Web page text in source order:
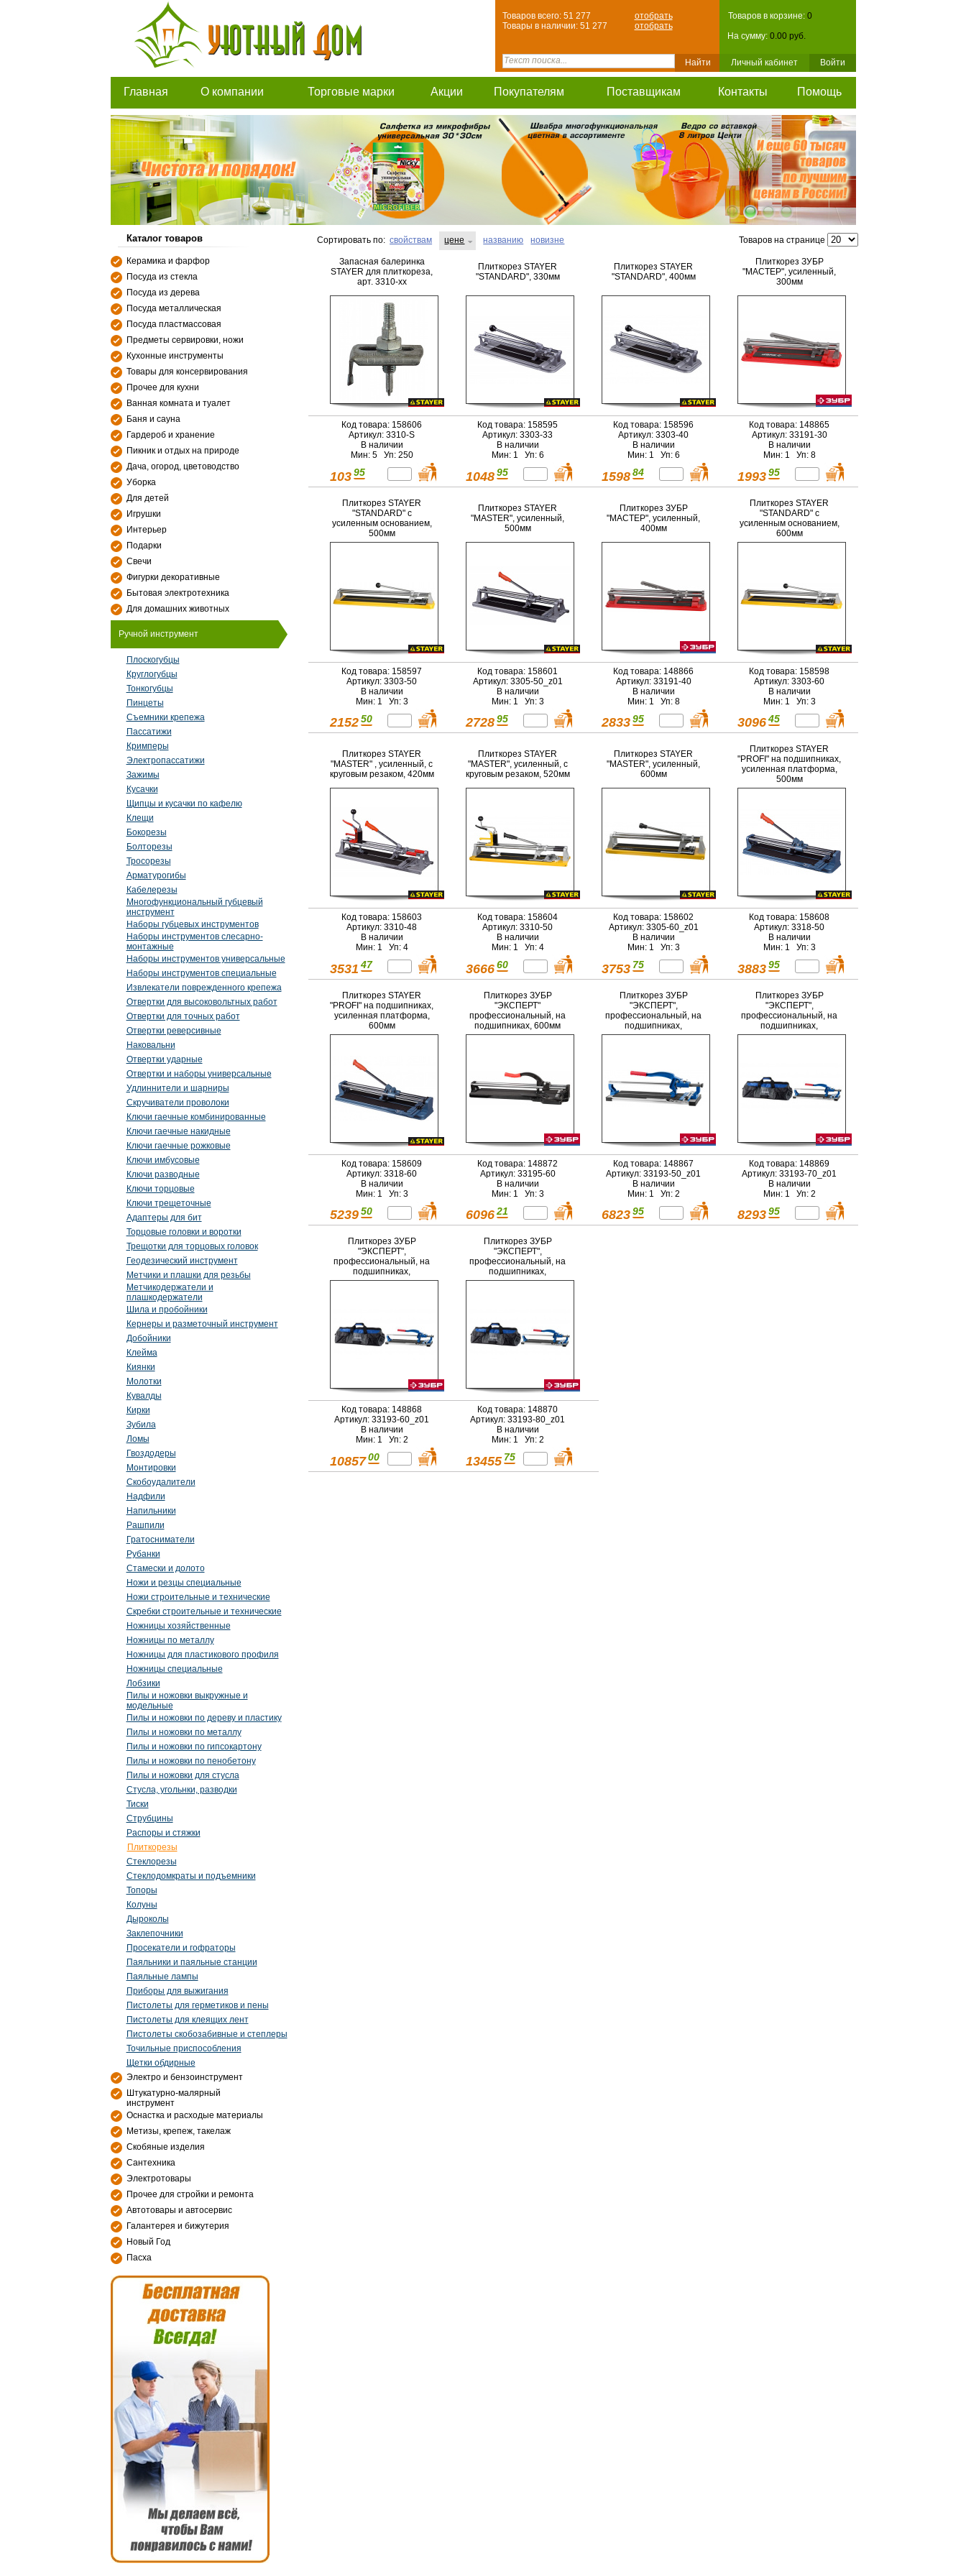
Товаров в корзине: 0
На сумму: 0.00 руб.
Личный кабинет Войти
Товаров всего: 51 277
отобрать
Товары в наличии: 51 277
отобрать
Главная О компании Торговые марки Акции Покупателям Поставщикам Контакты Помощь
Каталог товаров
Керамика и фарфор
Посуда из стекла
Посуда из дерева
Посуда металлическая
Посуда пластмассовая
Предметы сервировки, ножи
Кухонные инструменты
Товары для консервирования
Прочее для кухни
Ванная комната и туалет
Баня и сауна
Гардероб и хранение
Пикник и отдых на природе
Дача, огород, цветоводство
Уборка
Для детей
Игрушки
Интерьер
Подарки
Свечи
Фигурки декоративные
Бытовая электротехника
Для домашних животных
Ручной инструмент
Плоскогубцы
Круглогубцы
Тонкогубцы
Пинцеты
Съемники крепежа
Пассатижи
Кримперы
Электропассатижи
Зажимы
Кусачки
Щипцы и кусачки по кафелю
Клещи
Бокорезы
Болторезы
Тросорезы
Арматурогибы
Кабелерезы
Многофункциональный губцевый
инструмент
Наборы губцевых инструментов
Наборы инструментов слесарно-
монтажные
Наборы инструментов универсальные
Наборы инструментов специальные
Извлекатели поврежденного крепежа
Отвертки для высоковольтных работ
Отвертки для точных работ
Отвертки реверсивные
Наковальни
Отвертки ударные
Отвертки и наборы универсальные
Удлиннители и шарниры
Скручиватели проволоки
Ключи гаечные комбинированные
Ключи гаечные накидные
Ключи гаечные рожковые
Ключи имбусовые
Ключи разводные
Ключи торцовые
Ключи трещеточные
Адаптеры для бит
Торцовые головки и воротки
Трещотки для торцовых головок
Геодезический инструмент
Метчики и плашки для резьбы
Метчикодержатели и
плашкодержатели
Шила и пробойники
Кернеры и разметочный инструмент
Добойники
Клейма
Киянки
Молотки
Кувалды
Кирки
Зубила
Ломы
Гвоздодеры
Монтировки
Скобоудалители
Надфили
Напильники
Рашпили
Гратосниматели
Рубанки
Стамески и долото
Ножи и резцы специальные
Ножи строительные и технические
Скребки строительные и технические
Ножницы хозяйственные
Ножницы по металлу
Ножницы для пластикового профиля
Ножницы специальные
Лобзики
Пилы и ножовки выкружные и
модельные
Пилы и ножовки по дереву и пластику
Пилы и ножовки по металлу
Пилы и ножовки по гипсокартону
Пилы и ножовки по пенобетону
Пилы и ножовки для стусла
Стусла, угольнки, разводки
Тиски
Струбцины
Распоры и стяжки
Плиткорезы
Стеклорезы
Стеклодомкраты и подъемники
Топоры
Колуны
Дыроколы
Заклепочники
Просекатели и гофраторы
Паяльники и паяльные станции
Паяльные лампы
Приборы для выжигания
Пистолеты для герметиков и пены
Пистолеты для клеящих лент
Пистолеты скобозабивные и степлеры
Точильные приспособления
Щетки обдирные
Электро и бензоинструмент
Штукатурно-малярный
инструмент
Оснастка и расходые материалы
Метизы, крепеж, такелаж
Скобяные изделия
Сантехника
Электротовары
Прочее для стройки и ремонта
Автотовары и автосервис
Галантерея и бижутерия
Новый Год
Пасха
Сортировать по: свойствам цене названию новизне Товаров на странице
Запасная балеринка
STAYER для плиткореза,
арт. 3310-xx
Код товара: 158606
Артикул: 3310-S
В наличии
Мин: 5 Уп: 250
103 95
Плиткорез STAYER
"STANDARD", 330мм
Код товара: 158595
Артикул: 3303-33
В наличии
Мин: 1 Уп: 6
1048 95
Плиткорез STAYER
"STANDARD", 400мм
Код товара: 158596
Артикул: 3303-40
В наличии
Мин: 1 Уп: 6
1598 84
Плиткорез ЗУБР
"МАСТЕР", усиленный,
300мм
Код товара: 148865
Артикул: 33191-30
В наличии
Мин: 1 Уп: 8
1993 95
Плиткорез STAYER
"STANDARD" с
усиленным основанием,
500мм
Код товара: 158597
Артикул: 3303-50
В наличии
Мин: 1 Уп: 3
2152 50
Плиткорез STAYER
"MASTER", усиленный,
500мм
Код товара: 158601
Артикул: 3305-50_z01
В наличии
Мин: 1 Уп: 3
2728 95
Плиткорез ЗУБР
"МАСТЕР", усиленный,
400мм
Код товара: 148866
Артикул: 33191-40
В наличии
Мин: 1 Уп: 8
2833 95
Плиткорез STAYER
"STANDARD" с
усиленным основанием,
600мм
Код товара: 158598
Артикул: 3303-60
В наличии
Мин: 1 Уп: 3
3096 45
Плиткорез STAYER
"MASTER" , усиленный, с
круговым резаком, 420мм
Код товара: 158603
Артикул: 3310-48
В наличии
Мин: 1 Уп: 4
3531 47
Плиткорез STAYER
"MASTER", усиленный, с
круговым резаком, 520мм
Код товара: 158604
Артикул: 3310-50
В наличии
Мин: 1 Уп: 4
3666 60
Плиткорез STAYER
"MASTER", усиленный,
600мм
Код товара: 158602
Артикул: 3305-60_z01
В наличии
Мин: 1 Уп: 3
3753 75
Плиткорез STAYER
"PROFI" на подшипниках,
усиленная платформа,
500мм
Код товара: 158608
Артикул: 3318-50
В наличии
Мин: 1 Уп: 3
3883 95
Плиткорез STAYER
"PROFI" на подшипниках,
усиленная платформа,
600мм
Код товара: 158609
Артикул: 3318-60
В наличии
Мин: 1 Уп: 3
5239 50
Плиткорез ЗУБР
"ЭКСПЕРТ"
профессиональный, на
подшипниках, 600мм
Код товара: 148872
Артикул: 33195-60
В наличии
Мин: 1 Уп: 3
6096 21
Плиткорез ЗУБР
"ЭКСПЕРТ",
профессиональный, на
подшипниках,
монорельс, усиленная
Код товара: 148867
Артикул: 33193-50_z01
В наличии
Мин: 1 Уп: 2
6823 95
Плиткорез ЗУБР
"ЭКСПЕРТ",
профессиональный, на
подшипниках,
монорельс, усиленная
Код товара: 148869
Артикул: 33193-70_z01
В наличии
Мин: 1 Уп: 2
8293 95
Плиткорез ЗУБР
"ЭКСПЕРТ",
профессиональный, на
подшипниках,
монорельс, усиленная
Код товара: 148868
Артикул: 33193-60_z01
В наличии
Мин: 1 Уп: 2
10857 00
Плиткорез ЗУБР
"ЭКСПЕРТ",
профессиональный, на
подшипниках,
монорельс, усиленная
Код товара: 148870
Артикул: 33193-80_z01
В наличии
Мин: 1 Уп: 2
13455 75